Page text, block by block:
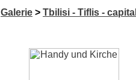
Galerie > Tbilisi - Tiflis -